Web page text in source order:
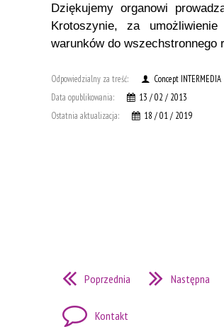
Dziękujemy organowi
Krotoszynie, za
warunków do wszechstronnego
Odpowiedzialny za treść:
Concept INTERMEDIA
Data opublikowania:
13 / 02 / 2013
Ostatnia aktualizacja:
18 / 01 / 2019
Poprzednia Następna
Kontakt